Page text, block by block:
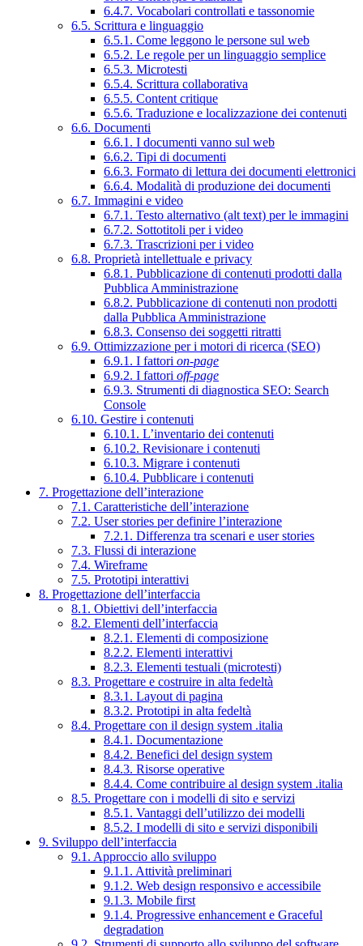
6.4.7. Vocabolari controllati e tassonomie
6.5. Scrittura e linguaggio
6.5.1. Come leggono le persone sul web
6.5.2. Le regole per un linguaggio semplice
6.5.3. Microtesti
6.5.4. Scrittura collaborativa
6.5.5. Content critique
6.5.6. Traduzione e localizzazione dei contenuti
6.6. Documenti
6.6.1. I documenti vanno sul web
6.6.2. Tipi di documenti
6.6.3. Formato di lettura dei documenti elettronici
6.6.4. Modalità di produzione dei documenti
6.7. Immagini e video
6.7.1. Testo alternativo (alt text) per le immagini
6.7.2. Sottotitoli per i video
6.7.3. Trascrizioni per i video
6.8. Proprietà intellettuale e privacy
6.8.1. Pubblicazione di contenuti prodotti dalla
Pubblica Amministrazione
6.8.2. Pubblicazione di contenuti non prodotti
dalla Pubblica Amministrazione
6.8.3. Consenso dei soggetti ritratti
6.9. Ottimizzazione per i motori di ricerca (SEO)
6.9.1. I fattori on-page
6.9.2. I fattori off-page
6.9.3. Strumenti di diagnostica SEO: Search
Console
6.10. Gestire i contenuti
6.10.1. L’inventario dei contenuti
6.10.2. Revisionare i contenuti
6.10.3. Migrare i contenuti
6.10.4. Pubblicare i contenuti
7. Progettazione dell’interazione
7.1. Caratteristiche dell’interazione
7.2. User stories per definire l’interazione
7.2.1. Differenza tra scenari e user stories
7.3. Flussi di interazione
7.4. Wireframe
7.5. Prototipi interattivi
8. Progettazione dell’interfaccia
8.1. Obiettivi dell’interfaccia
8.2. Elementi dell’interfaccia
8.2.1. Elementi di composizione
8.2.2. Elementi interattivi
8.2.3. Elementi testuali (microtesti)
8.3. Progettare e costruire in alta fedeltà
8.3.1. Layout di pagina
8.3.2. Prototipi in alta fedeltà
8.4. Progettare con il design system .italia
8.4.1. Documentazione
8.4.2. Benefici del design system
8.4.3. Risorse operative
8.4.4. Come contribuire al design system .italia
8.5. Progettare con i modelli di sito e servizi
8.5.1. Vantaggi dell’utilizzo dei modelli
8.5.2. I modelli di sito e servizi disponibili
9. Sviluppo dell’interfaccia
9.1. Approccio allo sviluppo
9.1.1. Attività preliminari
9.1.2. Web design responsivo e accessibile
9.1.3. Mobile first
9.1.4. Progressive enhancement e Graceful
degradation